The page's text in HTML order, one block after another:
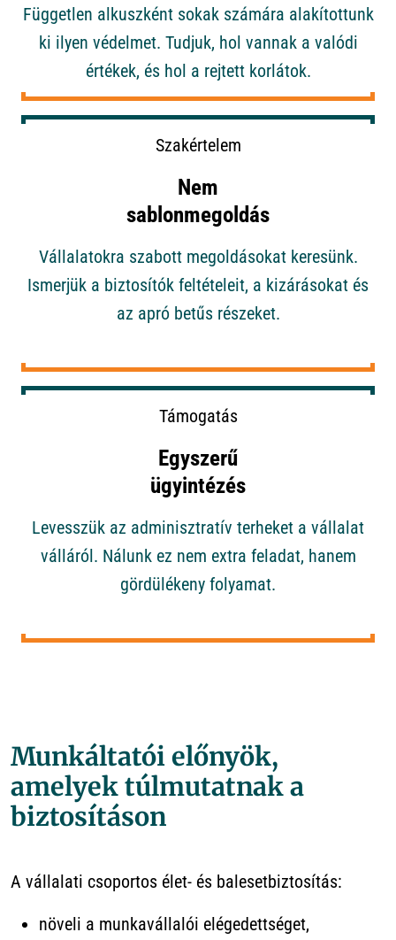
Független alkuszként sokak számára alakítottunk
ki ilyen védelmet. Tudjuk, hol vannak a valódi
értékek, és hol a rejtett korlátok.
Szakértelem
Nem
sablonmegoldás
Vállalatokra szabott megoldásokat keresünk.
Ismerjük a biztosítók feltételeit, a kizárásokat és
az apró betűs részeket.
Támogatás
Egyszerű
ügyintézés
Levesszük az adminisztratív terheket a vállalat
válláról. Nálunk ez nem extra feladat, hanem
gördülékeny folyamat.
Munkáltatói előnyök,
amelyek túlmutatnak a
biztosításon
A vállalati csoportos élet- és balesetbiztosítás:
növeli a munkavállalói elégedettséget,